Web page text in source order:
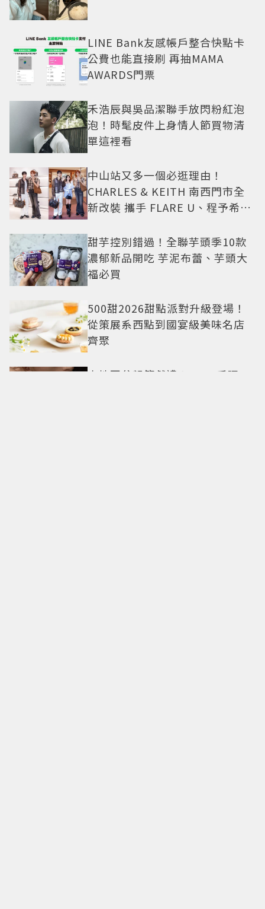
LINE Bank友感帳戶整合快點卡
公費也能直接刷 再抽MAMA
AWARDS門票
禾浩辰與吳品潔聯手放閃粉紅泡
泡！時髦皮件上身情人節買物清
單這裡看
中山站又多一個必逛理由！
CHARLES & KEITH 南西門市全
新改裝 攜手 FLARE U、程予希演
甜芋控別錯過！全聯芋頭季10款
濃郁新品開吃 芋泥布蕾、芋頭大
福必買
500甜2026甜點派對升級登場！
從策展系西點到國宴級美味名店
齊聚
卡地亞父親節獻禮！LOVE手環、